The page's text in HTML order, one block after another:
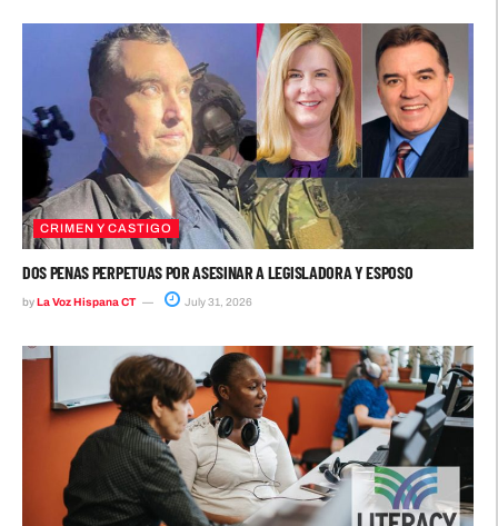
CRIMEN Y CASTIGO
DOS PENAS PERPETUAS POR ASESINAR A LEGISLADORA Y ESPOSO
byLa Voz Hispana CT July 31, 2026